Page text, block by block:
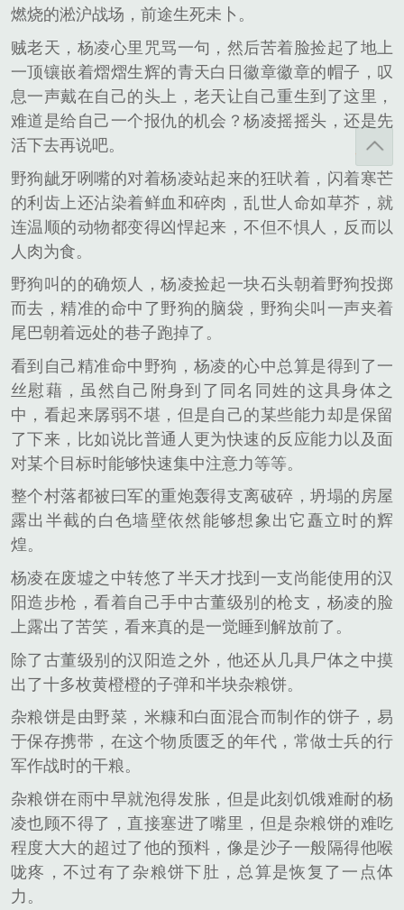
燃烧的淞沪战场，前途生死未卜。
贼老天，杨凌心里咒骂一句，然后苦着脸捡起了地上
一顶镶嵌着熠熠生辉的青天白日徽章徽章的帽子，叹
息一声戴在自己的头上，老天让自己重生到了这里，
难道是给自己一个报仇的机会？杨凌摇摇头，还是先
活下去再说吧。
野狗龇牙咧嘴的对着杨凌站起来的狂吠着，闪着寒芒
的利齿上还沾染着鲜血和碎肉，乱世人命如草芥，就
连温顺的动物都变得凶悍起来，不但不惧人，反而以
人肉为食。
野狗叫的的确烦人，杨凌捡起一块石头朝着野狗投掷
而去，精准的命中了野狗的脑袋，野狗尖叫一声夹着
尾巴朝着远处的巷子跑掉了。
看到自己精准命中野狗，杨凌的心中总算是得到了一
丝慰藉，虽然自己附身到了同名同姓的这具身体之
中，看起来孱弱不堪，但是自己的某些能力却是保留
了下来，比如说比普通人更为快速的反应能力以及面
对某个目标时能够快速集中注意力等等。
整个村落都被曰军的重炮轰得支离破碎，坍塌的房屋
露出半截的白色墙壁依然能够想象出它矗立时的辉
煌。
杨凌在废墟之中转悠了半天才找到一支尚能使用的汉
阳造步枪，看着自己手中古董级别的枪支，杨凌的脸
上露出了苦笑，看来真的是一觉睡到解放前了。
除了古董级别的汉阳造之外，他还从几具尸体之中摸
出了十多枚黄橙橙的子弹和半块杂粮饼。
杂粮饼是由野菜，米糠和白面混合而制作的饼子，易
于保存携带，在这个物质匮乏的年代，常做士兵的行
军作战时的干粮。
杂粮饼在雨中早就泡得发胀，但是此刻饥饿难耐的杨
凌也顾不得了，直接塞进了嘴里，但是杂粮饼的难吃
程度大大的超过了他的预料，像是沙子一般隔得他喉
咙疼，不过有了杂粮饼下肚，总算是恢复了一点体
力。